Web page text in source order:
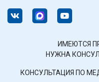
ИМЕЮТСЯ
НУЖНА
КОНСУЛЬТАЦИЯ ПО